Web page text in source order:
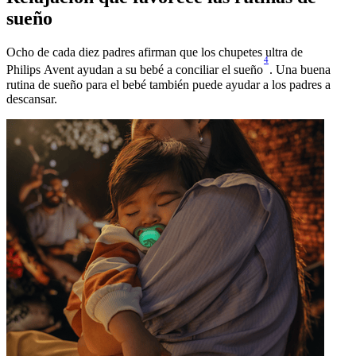
sueño
Ocho de cada diez padres afirman que los chupetes ultra de
Philips Avent ayudan a su bebé a conciliar el sueño
4
. Una buena
rutina de sueño para el bebé también puede ayudar a los padres a
descansar.